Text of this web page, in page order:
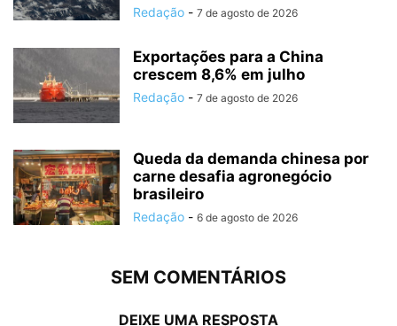
Redação - 7 de agosto de 2026
Exportações para a China
crescem 8,6% em julho
Redação - 7 de agosto de 2026
Queda da demanda chinesa por
carne desafia agronegócio
brasileiro
Redação - 6 de agosto de 2026
SEM COMENTÁRIOS
DEIXE UMA RESPOSTA